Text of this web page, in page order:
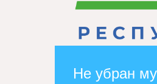
Не убран